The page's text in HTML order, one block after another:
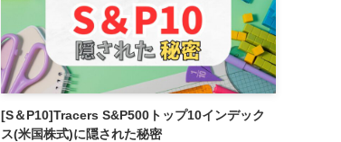
[S＆P10]Tracers S&P500トップ10インデック
ス(米国株式)に隠された秘密